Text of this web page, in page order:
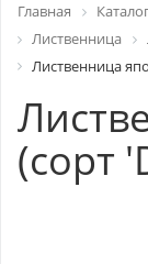
Главная
Лиственница
Лиственница
(сорт